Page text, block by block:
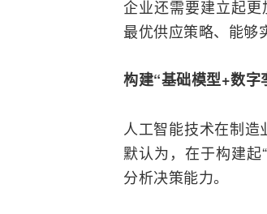
企业还需要建立起
最优供应策略、能够
构建“基础模型+数
人工智能技术在制
默认为，在于构建
分析决策能力。